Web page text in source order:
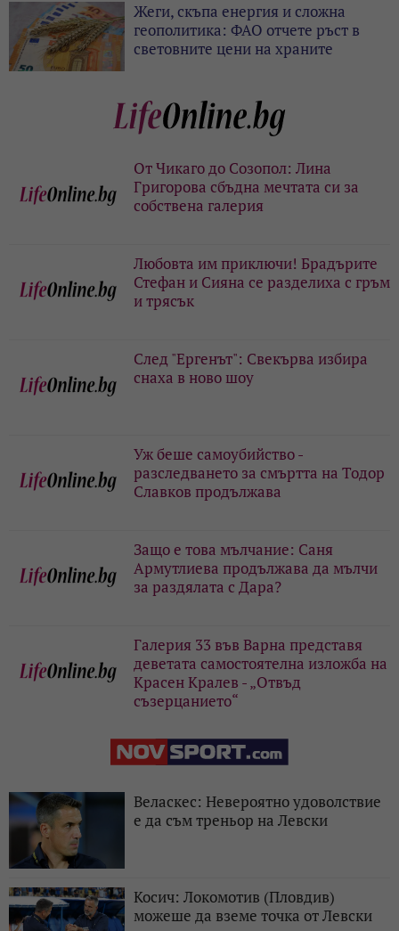
Жеги, скъпа енергия и сложна
геополитика: ФАО отчете ръст в
световните цени на храните
От Чикаго до Созопол: Лина
Григорова сбъдна мечтата си за
собствена галерия
Любовта им приключи! Брадърите
Стефан и Сияна се разделиха с гръм
и трясък
След "Ергенът": Свекърва избира
снаха в ново шоу
Уж беше самоубийство -
разследването за смъртта на Тодор
Славков продължава
Защо е това мълчание: Саня
Армутлиева продължава да мълчи
за раздялата с Дара?
Галерия 33 във Варна представя
деветата самостоятелна изложба на
Красен Кралев - „Отвъд
съзерцанието“
Веласкес: Невероятно удоволствие
е да съм треньор на Левски
Косич: Локомотив (Пловдив)
можеше да вземе точка от Левски